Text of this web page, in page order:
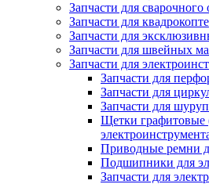
Запчасти для сварочного
Запчасти для
Запчасти для
Запчасти для швейных
Запчасти для
Запчасти для
Запчасти для
Запчасти для
Щетки графитовые
Приводные ремни
Подшипники для
Запчасти для